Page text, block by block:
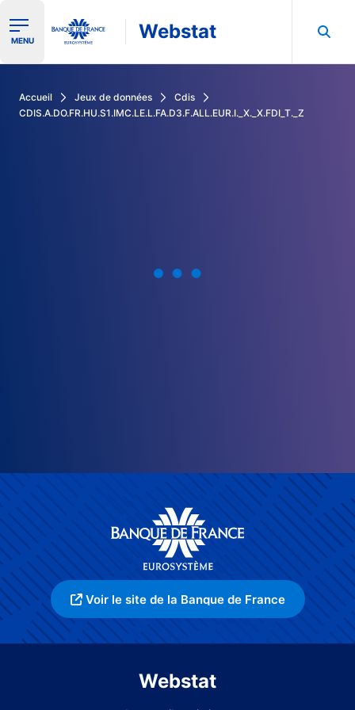
Ouvrir le menu de navigation
MENU Webstat
Accueil Jeux de données
Cdis
CDIS.A.DO.FR.HU.S1.IMC.LE.L.FA.D3.F.ALL.EUR.I._X._X.FDI_T._Z
Voir le site de la Banque de France
Webstat